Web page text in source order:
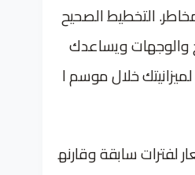
التخطيط الصحيح
والوجهات ويساعدك
خلال موسم ا
لفترات سابقة وقارنه